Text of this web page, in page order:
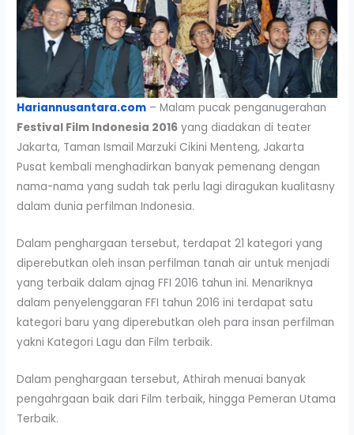
Hariannusantara.com – Malam pucak penganugerahan
Festival Film Indonesia 2016 yang diadakan di teater
Jakarta, Taman Ismail Marzuki Cikini Menteng, Jakarta
Pusat kembali menghadirkan banyak pemenang dengan
nama-nama yang sudah tak perlu lagi diragukan kualitasny
dalam dunia perfilman Indonesia.
Dalam penghargaan tersebut, terdapat 21 kategori yang
diperebutkan oleh insan perfilman tanah air untuk menjadi
yang terbaik dalam ajnag FFI 2016 tahun ini. Menariknya
dalam penyelenggaran FFI tahun 2016 ini terdapat satu
kategori baru yang diperebutkan oleh para insan perfilman
yakni Kategori Lagu dan Film terbaik.
Dalam penghargaan tersebut, Athirah menuai banyak
pengahrgaan baik dari Film terbaik, hingga Pemeran Utama
Terbaik.